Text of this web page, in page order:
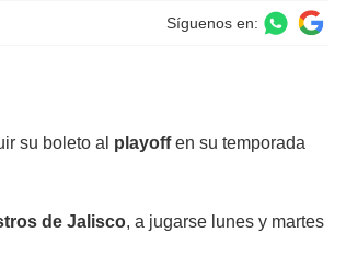
Síguenos en:
su boleto al playoffen su temporada
de Jalisco, a jugarse lunes y martes